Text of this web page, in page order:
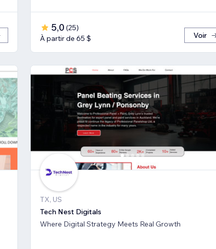
5,0 (25)
À partir de 65 $
Voir
TX, US
Tech Nest Digitals
Where Digital Strategy Meets Real Growth